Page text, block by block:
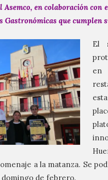
en colaboración con
Gastronómicas que cumplen
El
en
a la matanza. Se
domingo de febrero.